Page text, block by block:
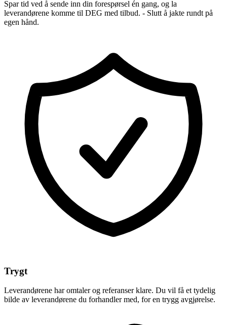
Spar tid ved å sende inn din forespørsel én gang, og la
leverandørene komme til DEG med tilbud. - Slutt å jakte rundt på
egen hånd.
Trygt
Leverandørene har omtaler og referanser klare. Du vil få et tydelig
bilde av leverandørene du forhandler med, for en trygg avgjørelse.